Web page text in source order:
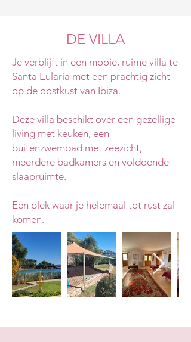
DE VILLA
Je verblijft in een mooie, ruime villa te
Santa Eularia met een prachtig zicht
op de oostkust van Ibiza.
Deze villa beschikt over een gezellige
living met keuken, een
buitenzwembad met zeezicht,
meerdere badkamers en voldoende
slaapruimte.
Een plek waar je helemaal tot rust zal
komen.